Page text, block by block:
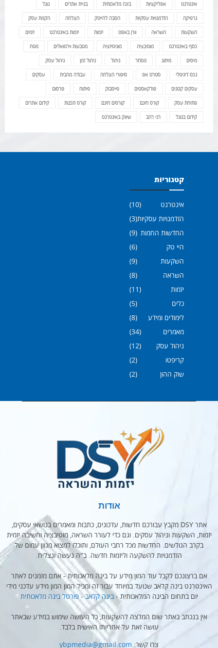
אינטרנט אפליקציות בינה מלאכותית בניית אתרים גוגל
גרפיקה הזדמנויות עסקיות הסבה להייטק הצלחה הקמת עסק
השקעות השראה וורן באפט יזמות יזמות באינטרנט יזמים
כסף באינטרנט מוטיבציה מוניטיזציה מטבעות וירטואלים מטח
מיסים מיתוג מסחר ניהול ניהול זמן ניהול עסק
נכס דיגיטלי סטרט אפ סיפורי הצלחה עבודה מהבית עסקים
עסקים קטנים פודקאסטים פייסבוק פיתוח פרסום
פתיחת עסק קורס חינם קורסים חינם קורס תכנות קידום אתרים
קידום בגוגל רני רהב שיווק באינטרנט
קטגוריות
אינטרנט
(10)
הזדמנויות עסקיות(3)
החדשות החמות (9)
היי טק
(6)
השקעות
(9)
השראה
(8)
יזמות
(11)
כלים
(5)
לימודים ומידע
(8)
מאמרים
(34)
ניהול עסק
(12)
קריפטו
(2)
שוק ההון
(2)
אודות
אתר DSY מקבץ עבורכם חדשות, עדכונים, כתבות ומאמרים בנושאי עסקים,
יזמות, השקעות וניהול עסקים. וגם כדי לעורר השראה, מוטיבציה וחשיבה יזמית
בקרב הגולשים. החדשות מכל רחבי העולם, ותוכלו למצוא מגוון עמום של
הזדמנויות להשקעה וליזמות חדשה. ב"ה נעשה ונצליח.
אם ברצונכם לקבל עוד המון מידע על בינה מלאכותית - אתם מזמנים לאתר
האינטרנט בינה קלאב שנועד במיוחד עבור זה ומכיל המון המון מידע עדכני מידי
יום בתחום הבינה המלאכותית -בינה קלאב - פורטל בינה מלאכותית
אין בנכתב באתר שום המלצה להשקעות, כל העושה שימוש במידע שבאתר
עושה זאת על אחריותו האישית בלבד.
צרו קשר: ybpmedia@gmail.com